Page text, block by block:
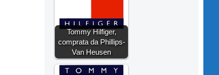
Tommy Hilfiger,
comprata da Phillips-
Van Heusen